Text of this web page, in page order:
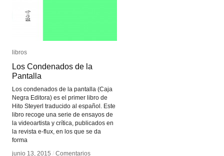
libros
Los Condenados de la
Pantalla
Los condenados de la pantalla (Caja
Negra Editora) es el primer libro de
Hito Steyerl traducido al español. Este
libro recoge una serie de ensayos de
la videoartista y crítica, publicados en
la revista e-flux, en los que se da
forma
junio 13, 2015 / Comentarios
libros
Los Condenados de la
Pantalla
junio 13, 2015 / Comentarios